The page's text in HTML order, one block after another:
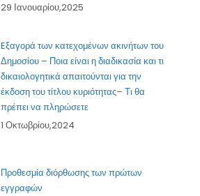
29 Ιανουαρίου,2025
Eξαγορά των κατεχομένων ακινήτων του
Δημοσίου – Ποια είναι η διαδικασία και τι
δικαιολογητικά απαιτούνται για την
έκδοση του τίτλου κυριότητας– Τι θα
πρέπει να πληρώσετε
1 Οκτωβρίου,2024
Προθεσμία διόρθωσης των πρώτων
εγγραφών